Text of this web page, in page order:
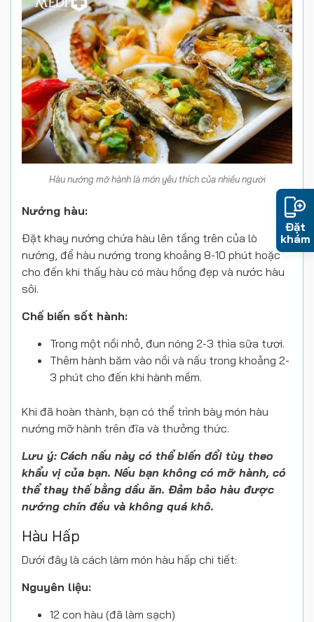
Hàu nướng mỡ hành là món yêu thích của nhiều người
Nướng hàu:
Đặt khay nướng chứa hàu lên tầng trên của lò
nướng, để hàu nướng trong khoảng 8-10 phút hoặc
cho đến khi thấy hàu có màu hồng đẹp và nước hàu
sôi.
Chế biến sốt hành:
Trong một nồi nhỏ, đun nóng 2-3 thìa sữa tươi.
Thêm hành băm vào nồi và nấu trong khoảng 2-
3 phút cho đến khi hành mềm.
Khi đã hoàn thành, bạn có thể trình bày món hàu
nướng mỡ hành trên đĩa và thưởng thức.
Lưu ý: Cách nấu này có thể biến đổi tùy theo
khẩu vị của bạn. Nếu bạn không có mỡ hành, có
thể thay thế bằng dầu ăn. Đảm bảo hàu được
nướng chín đều và không quá khô.
Hàu Hấp
Dưới đây là cách làm món hàu hấp chi tiết:
Nguyên liệu:
12 con hàu (đã làm sạch)
Đặt
khám